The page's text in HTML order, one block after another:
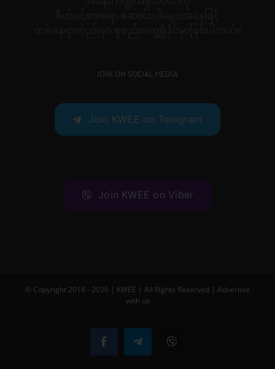
JOIN ON SOCIAL MEDIA
Join KWEE on Telegram
Join KWEE on Viber
© Copyright 2018 - 2026 | KWEE | All Rights Reserved | Advertise
with us
FacebookTelegramViber